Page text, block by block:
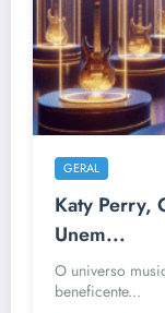
GERAL
Katy Perry,
Unem...
O universo
beneficente...